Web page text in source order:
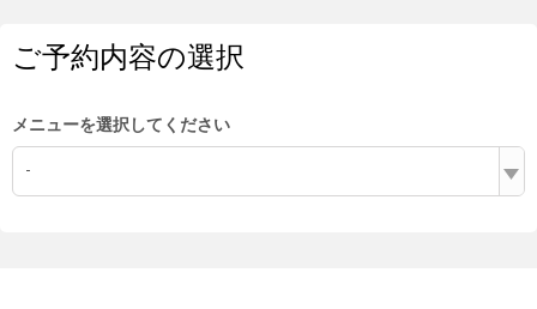
ご予約内容の選択
メニューを選択してください
-